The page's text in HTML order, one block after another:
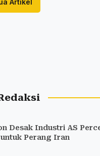
Desak Industri AS
Perang Iran